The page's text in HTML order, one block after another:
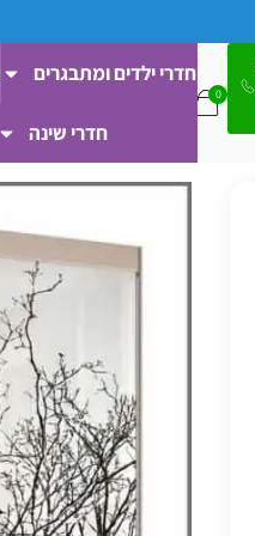
חדרי ילדים ומתבגרים
חדרי שינה